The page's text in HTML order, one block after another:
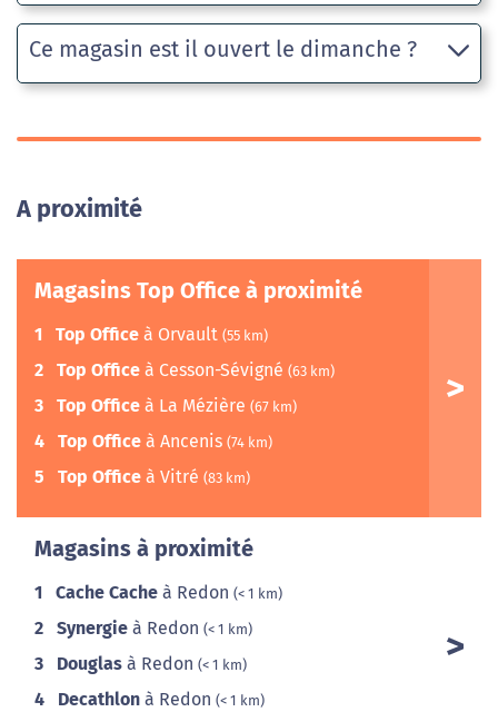
Ce magasin est il ouvert le dimanche ?
A proximité
Magasins Top Office à proximité
1 Top Office à Orvault (55 km)
2 Top Office à Cesson-Sévigné (63 km)
3 Top Office à La Mézière (67 km)
4 Top Office à Ancenis (74 km)
5 Top Office à Vitré (83 km)
Magasins à proximité
1 Cache Cache à Redon (< 1 km)
2 Synergie à Redon (< 1 km)
3 Douglas à Redon (< 1 km)
4 Decathlon à Redon (< 1 km)